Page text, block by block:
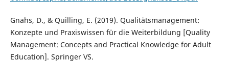
Gnahs, D., & Quilling, E. (2019). Qualitätsmanagement:
Konzepte und Praxiswissen für die Weiterbildung [Quality
Management: Concepts and Practical Knowledge for Adult
Education]. Springer VS.